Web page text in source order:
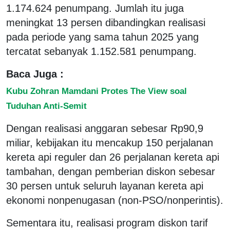
1.174.624 penumpang. Jumlah itu juga
meningkat 13 persen dibandingkan realisasi
pada periode yang sama tahun 2025 yang
tercatat sebanyak 1.152.581 penumpang.
Baca Juga :
Kubu Zohran Mamdani Protes The View soal
Tuduhan Anti-Semit
Dengan realisasi anggaran sebesar Rp90,9
miliar, kebijakan itu mencakup 150 perjalanan
kereta api reguler dan 26 perjalanan kereta api
tambahan, dengan pemberian diskon sebesar
30 persen untuk seluruh layanan kereta api
ekonomi nonpenugasan (non-PSO/nonperintis).
Sementara itu, realisasi program diskon tarif